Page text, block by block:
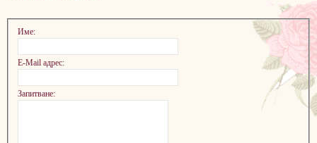
Име:
E-Mail адрес:
Запитване: